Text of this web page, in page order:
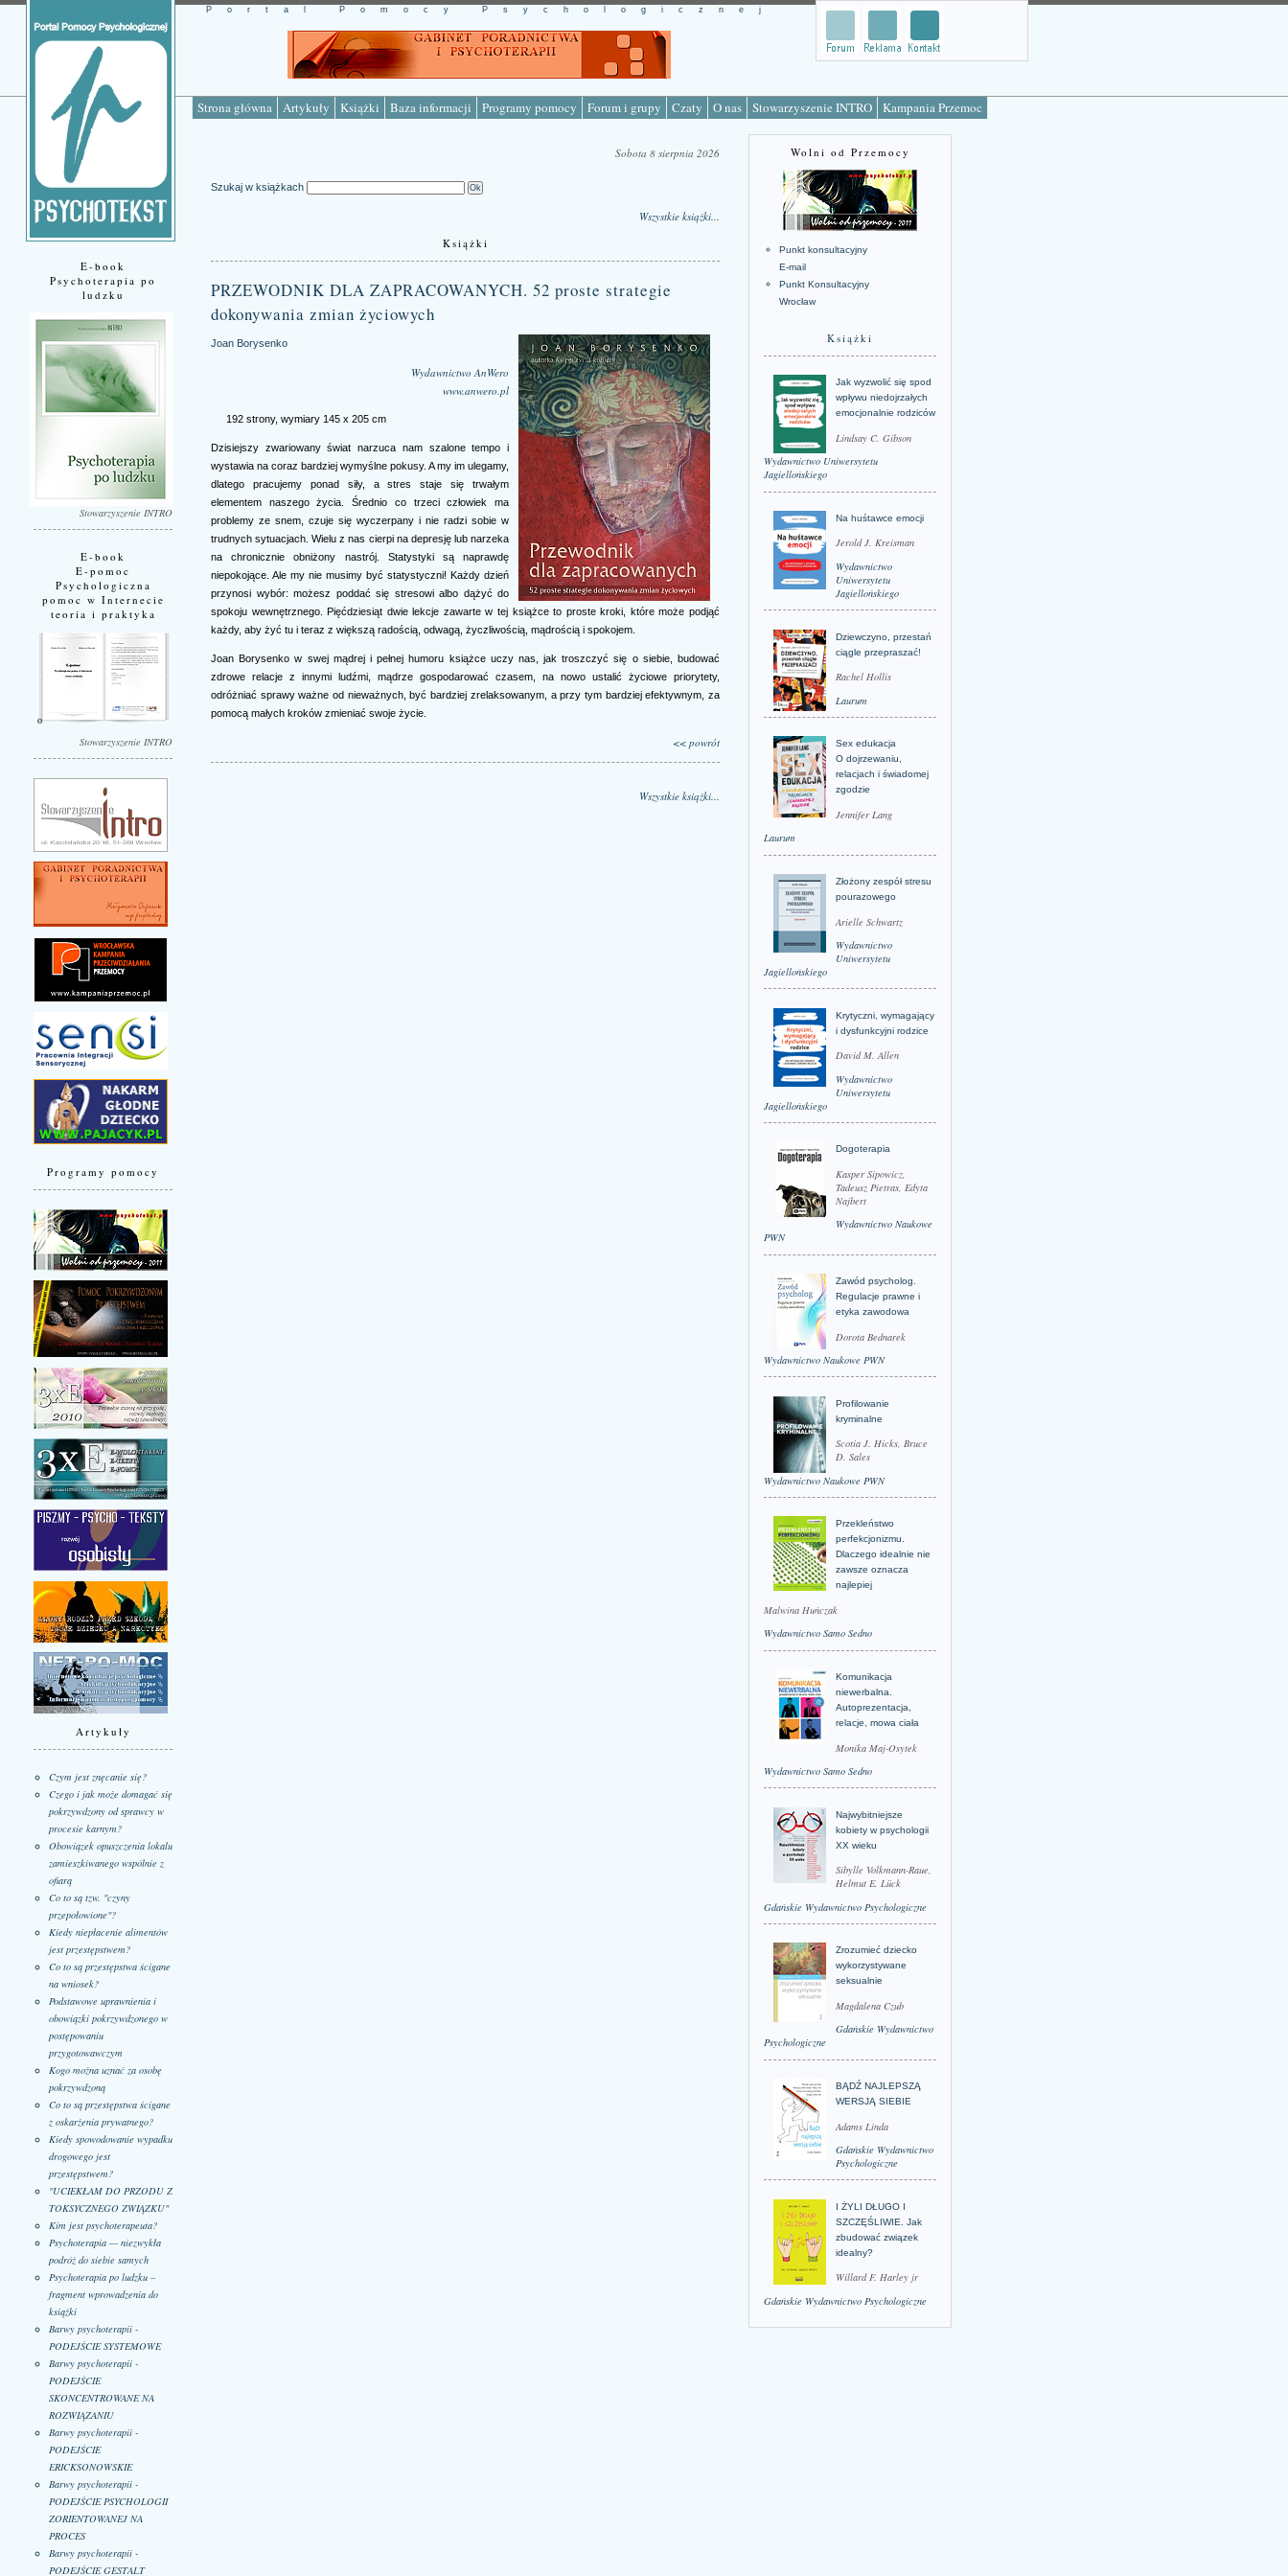
Strona główna Artykuły Książki Baza informacji Programy pomocy Forum i grupy Czaty O nas Stowarzyszenie INTRO Kampania Przemoc
Portal Pomocy Psychologicznej
E-book
Psychoterapia po
ludzku
Stowarzyszenie INTRO
E-book
E-pomoc
Psychologiczna
pomoc w Internecie
teoria i praktyka
Stowarzyszenie INTRO
Programy pomocy
Artykuły
Czym jest znęcanie się?
Czego i jak może domagać się
pokrzywdzony od sprawcy w
procesie karnym?
Obowiązek opuszczenia lokalu
zamieszkiwanego wspólnie z
ofiarą
Co to są tzw. "czyny
przepołowione"?
Kiedy niepłacenie alimentów
jest przestępstwem?
Co to są przestępstwa ścigane
na wniosek?
Podstawowe uprawnienia i
obowiązki pokrzywdzonego w
postępowaniu
przygotowawczym
Kogo można uznać za osobę
pokrzywdzoną
Co to są przestępstwa ścigane
z oskarżenia prywatnego?
Kiedy spowodowanie wypadku
drogowego jest
przestępstwem?
"UCIEKŁAM DO PRZODU Z
TOKSYCZNEGO ZWIĄZKU"
Kim jest psychoterapeuta?
Psychoterapia — niezwykła
podróż do siebie samych
Psychoterapia po ludzku –
fragment wprowadzenia do
książki
Barwy psychoterapii -
PODEJŚCIE SYSTEMOWE
Barwy psychoterapii -
PODEJŚCIE
SKONCENTROWANE NA
ROZWIĄZANIU
Barwy psychoterapii -
PODEJŚCIE
ERICKSONOWSKIE
Barwy psychoterapii -
PODEJŚCIE PSYCHOLOGII
ZORIENTOWANEJ NA
PROCES
Barwy psychoterapii -
PODEJŚCIE GESTALT
Sobota 8 sierpnia 2026
Szukaj w książkach
Wszystkie książki...
Książki
PRZEWODNIK DLA ZAPRACOWANYCH. 52 proste strategie
dokonywania zmian życiowych
Joan Borysenko
Wydawnictwo AnWero
www.anwero.pl
192 strony, wymiary 145 x 205 cm
Dzisiejszy zwariowany świat narzuca nam szalone tempo i
wystawia na coraz bardziej wymyślne pokusy. A my im ulegamy,
dlatego pracujemy ponad siły, a stres staje się trwałym
elementem naszego życia. Średnio co trzeci człowiek ma
problemy ze snem, czuje się wyczerpany i nie radzi sobie w
trudnych sytuacjach. Wielu z nas cierpi na depresję lub narzeka
na chronicznie obniżony nastrój. Statystyki są naprawdę
niepokojące. Ale my nie musimy być statystyczni! Każdy dzień
przynosi wybór: możesz poddać się stresowi albo dążyć do
spokoju wewnętrznego. Pięćdziesiąt dwie lekcje zawarte w tej książce to proste kroki, które może podjąć
każdy, aby żyć tu i teraz z większą radością, odwagą, życzliwością, mądrością i spokojem.
Joan Borysenko w swej mądrej i pełnej humoru książce uczy nas, jak troszczyć się o siebie, budować
zdrowe relacje z innymi ludźmi, mądrze gospodarować czasem, na nowo ustalić życiowe priorytety,
odróżniać sprawy ważne od nieważnych, być bardziej zrelaksowanym, a przy tym bardziej efektywnym, za
pomocą małych kroków zmieniać swoje życie.
<< powrót
Wszystkie książki...
Wolni od Przemocy
Punkt konsultacyjny
E-mail
Punkt Konsultacyjny
Wrocław
Książki
Jak wyzwolić się spod
wpływu niedojrzałych
emocjonalnie rodziców
Lindsay C. Gibson
Wydawnictwo Uniwersytetu
Jagiellońskiego
Na huśtawce emocji
Jerold J. Kreisman
Wydawnictwo
Uniwersytetu
Jagiellońskiego
Dziewczyno, przestań
ciągle przepraszać!
Rachel Hollis
Laurum
Sex edukacja
O dojrzewaniu,
relacjach i świadomej
zgodzie
Jennifer Lang
Laurum
Złożony zespół stresu
pourazowego
Arielle Schwartz
Wydawnictwo
Uniwersytetu
Jagiellońskiego
Krytyczni, wymagający
i dysfunkcyjni rodzice
David M. Allen
Wydawnictwo
Uniwersytetu
Jagiellońskiego
Dogoterapia
Kasper Sipowicz,
Tadeusz Pietras, Edyta
Najbert
Wydawnictwo Naukowe
PWN
Zawód psycholog.
Regulacje prawne i
etyka zawodowa
Dorota Bednarek
Wydawnictwo Naukowe PWN
Profilowanie
kryminalne
Scotia J. Hicks, Bruce
D. Sales
Wydawnictwo Naukowe PWN
Przekleństwo
perfekcjonizmu.
Dlaczego idealnie nie
zawsze oznacza
najlepiej
Malwina Huńczak
Wydawnictwo Samo Sedno
Komunikacja
niewerbalna.
Autoprezentacja,
relacje, mowa ciała
Monika Maj-Osytek
Wydawnictwo Samo Sedno
Najwybitniejsze
kobiety w psychologii
XX wieku
Sibylle Volkmann-Raue,
Helmut E. Lück
Gdańskie Wydawnictwo Psychologiczne
Zrozumieć dziecko
wykorzystywane
seksualnie
Magdalena Czub
Gdańskie Wydawnictwo
Psychologiczne
BĄDŹ NAJLEPSZĄ
WERSJĄ SIEBIE
Adams Linda
Gdańskie Wydawnictwo
Psychologiczne
I ŻYLI DŁUGO I
SZCZĘŚLIWIE. Jak
zbudować związek
idealny?
Willard F. Harley jr
Gdańskie Wydawnictwo Psychologiczne